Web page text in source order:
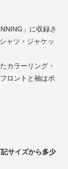
」に収録さ
ャツ・ジャケッ
カラーリング・
ロントと袖はボ
サイズから多少